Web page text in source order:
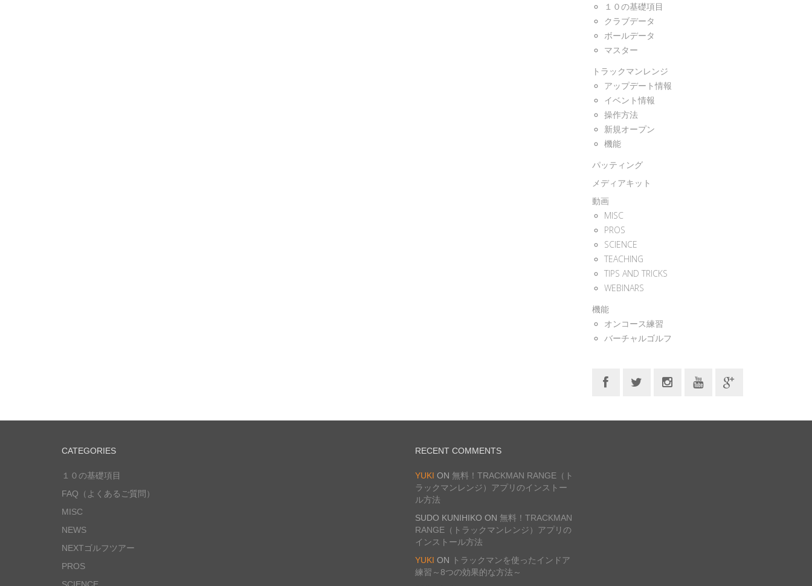
１０の基礎項目
クラブデータ
ボールデータ
マスター
トラックマンレンジ
アップデート情報
イベント情報
操作方法
新規オープン
機能
パッティング
メディアキット
動画
MISC
PROS
SCIENCE
TEACHING
TIPS AND TRICKS
WEBINARS
機能
オンコース練習
バーチャルゴルフ
CATEGORIES
１０の基礎項目
FAQ（よくあるご質問）
MISC
NEWS
NEXTゴルフツアー
PROS
RECENT COMMENTS
YUKI ON 無料！TRACKMAN RANGE（ト
ラックマンレンジ）アプリのインストー
ル方法
SUDO KUNIHIKO ON 無料！TRACKMAN
RANGE（トラックマンレンジ）アプリの
インストール方法
YUKI ON
トラックマンを使ったインドア
練習～8つの効果的な方法～